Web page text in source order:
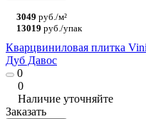
3049 руб./м²
13019 руб./упак
Кварцвиниловая плитка
Дуб Давос
0
0
Наличие уточняйте
Заказать